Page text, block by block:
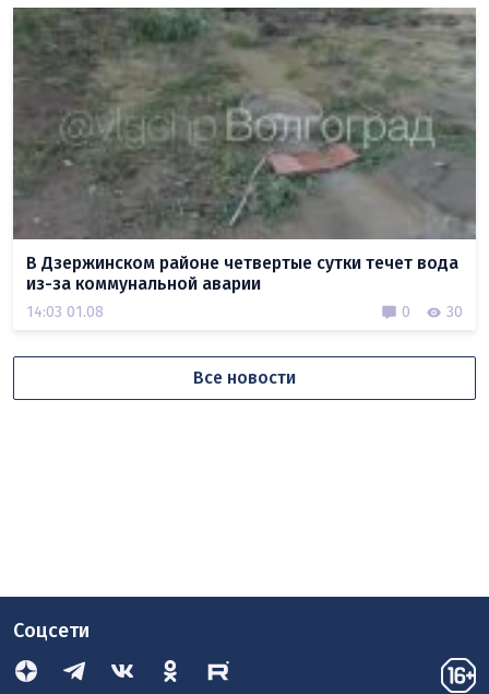
В Дзержинском районе четвертые сутки течет вода
из-за коммунальной аварии
14:03 01.08 0 30
Все новости
Соцсети